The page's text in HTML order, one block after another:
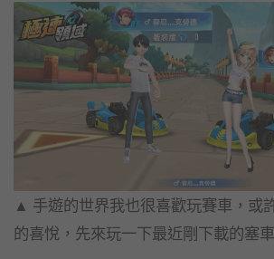
▲ 手遊的世界我也很喜歡玩賽車，或
的喜悅， 先來玩一下最近剛下載的塞